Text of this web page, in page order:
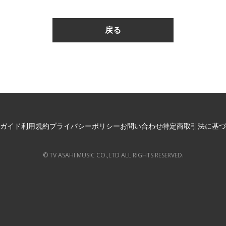
イド利用規約プライバシーポリシーお問い合わせ特定商取引法に基
© TV ASAHI MUSIC CO.,LTD ALL RIGHTS RESERVED.